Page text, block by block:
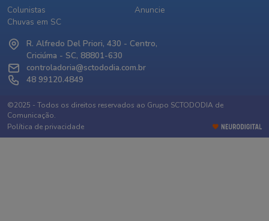
Colunistas
Chuvas em SC
Anuncie
R. Alfredo Del Priori, 430 - Centro,
Criciúma - SC, 88801-630
controladoria@sctododia.com.br
48 99120.4849
©2025 - Todos os direitos reservados ao Grupo SCTODODIA de
Comunicação.
Política de privacidade